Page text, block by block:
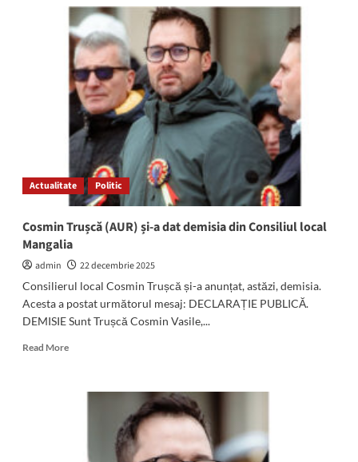
Cosmin
Truşcă
cere
anularea
hotărârii
Consiliului
Local
prin
care
i-
încetat
mandatul
de
Actualitate Politic
Cosmin Trușcă (AUR) și-a dat demisia din Consiliul local
Mangalia
admin
22 decembrie 2025
Consilierul local Cosmin Trușcă și-a anunțat, astăzi, demisia.
Acesta a postat următorul mesaj: DECLARAȚIE PUBLICĂ.
DEMISIE Sunt Trușcă Cosmin Vasile,...
Read MoreRead
Cosmin